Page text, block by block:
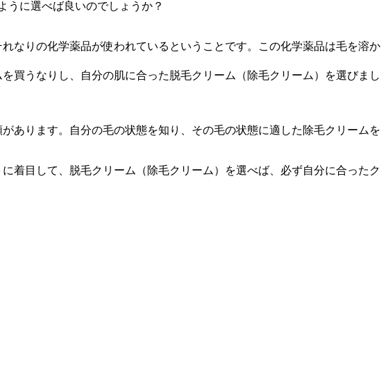
うに選べば良いのでしょうか？
なりの化学薬品が使われているということです。この化学薬品は毛を溶か
買うなりし、自分の肌に合った脱毛クリーム（除毛クリーム）を選びまし
あります。自分の毛の状態を知り、その毛の状態に適した除毛クリームを
着目して、脱毛クリーム（除毛クリーム）を選べば、必ず自分に合ったク